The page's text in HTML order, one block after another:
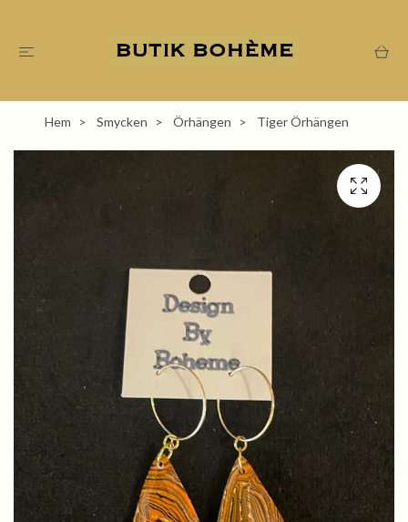
Hem Smycken Örhängen Tiger Örhängen